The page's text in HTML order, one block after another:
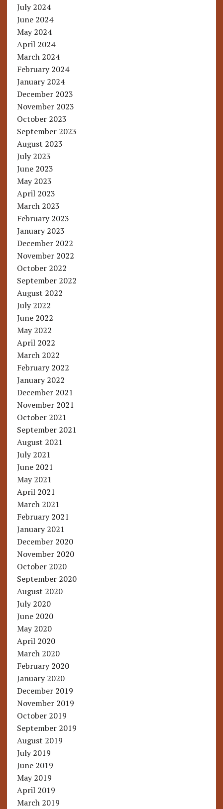
July 2024
June 2024
May 2024
April 2024
March 2024
February 2024
January 2024
December 2023
November 2023
October 2023
September 2023
August 2023
July 2023
June 2023
May 2023
April 2023
March 2023
February 2023
January 2023
December 2022
November 2022
October 2022
September 2022
August 2022
July 2022
June 2022
May 2022
April 2022
March 2022
February 2022
January 2022
December 2021
November 2021
October 2021
September 2021
August 2021
July 2021
June 2021
May 2021
April 2021
March 2021
February 2021
January 2021
December 2020
November 2020
October 2020
September 2020
August 2020
July 2020
June 2020
May 2020
April 2020
March 2020
February 2020
January 2020
December 2019
November 2019
October 2019
September 2019
August 2019
July 2019
June 2019
May 2019
April 2019
March 2019